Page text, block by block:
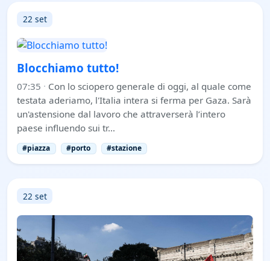
22 set
Blocchiamo tutto!
07:35 · Con lo sciopero generale di oggi, al quale come
testata aderiamo, l'Italia intera si ferma per Gaza. Sarà
un'astensione dal lavoro che attraverserà l’intero
paese influendo sui tr…
#piazza #porto #stazione
22 set